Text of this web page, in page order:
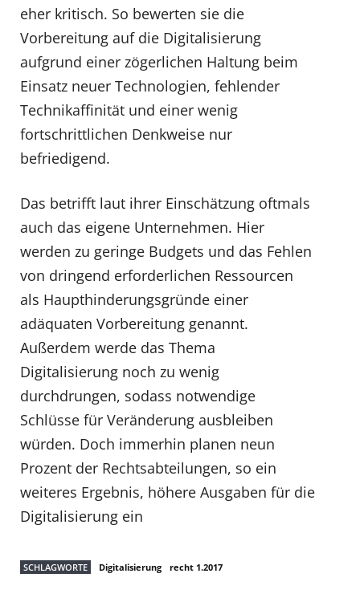
eher kritisch. So bewerten sie die
Vorbereitung auf die Digitalisierung
aufgrund einer zögerlichen Haltung beim
Einsatz neuer Technologien, fehlender
Technikaffinität und einer wenig
fortschrittlichen Denkweise nur
befriedigend.
Das betrifft laut ihrer Einschätzung oftmals
auch das eigene Unternehmen. Hier
werden zu geringe Budgets und das Fehlen
von dringend erforderlichen Ressourcen
als Haupthinderungsgründe einer
adäquaten Vorbereitung genannt.
Außerdem werde das Thema
Digitalisierung noch zu wenig
durchdrungen, sodass notwendige
Schlüsse für Veränderung ausbleiben
würden. Doch immerhin planen neun
Prozent der Rechtsabteilungen, so ein
weiteres Ergebnis, höhere Ausgaben für die
Digitalisierung ein
SCHLAGWORTE Digitalisierung recht 1.2017